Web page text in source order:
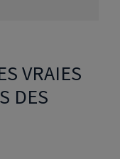
VRAIES
DES